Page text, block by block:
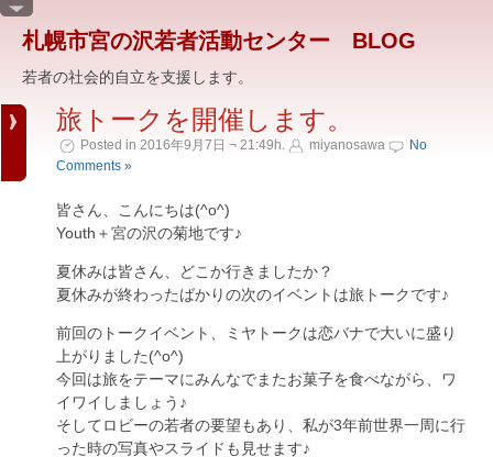
札幌市宮の沢若者活動センター BLOG
若者の社会的自立を支援します。
旅トークを開催します。
Posted in 2016年9月7日 ¬ 21:49h. miyanosawa
No
Comments »
皆さん、こんにちは(^o^)
Youth＋宮の沢の菊地です♪
夏休みは皆さん、どこか行きましたか？
夏休みが終わったばかりの次のイベントは旅トークです♪
前回のトークイベント、ミヤトークは恋バナで大いに盛り
上がりました(^o^)
今回は旅をテーマにみんなでまたお菓子を食べながら、ワ
イワイしましょう♪
そしてロビーの若者の要望もあり、私が3年前世界一周に行
った時の写真やスライドも見せます♪